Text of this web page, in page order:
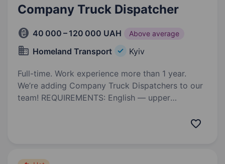
Company Truck Dispatcher
40 000 – 120 000 UAH Above average
Homeland Transport Kyiv
Full-time. Work experience more than 1 year.
We’re adding Company Truck Dispatchers to our
team! REQUIREMENTS: English — upper